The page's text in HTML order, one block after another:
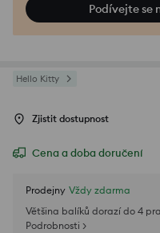
Podívejte se
Hello Kitty
Zjistit dostupnost
Cena a doba doručení
Prodejny Vždy zdarma
Většina balíků dorazí do 4
Podrobnosti >